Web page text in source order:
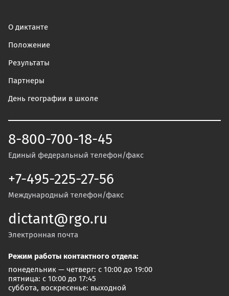
О диктанте
Положение
Результаты
Партнеры
День географии в школе
8-800-700-18-45
Единый федеральный телефон/факс
+7-495-225-27-56
Международный телефон/факс
dictant@rgo.ru
Электронная почта
Режим работы контактного отдела:
понедельник — четверг: с 10:00 до 19:00
пятница: с 10:00 до 17:45
суббота, воскресенье: выходной